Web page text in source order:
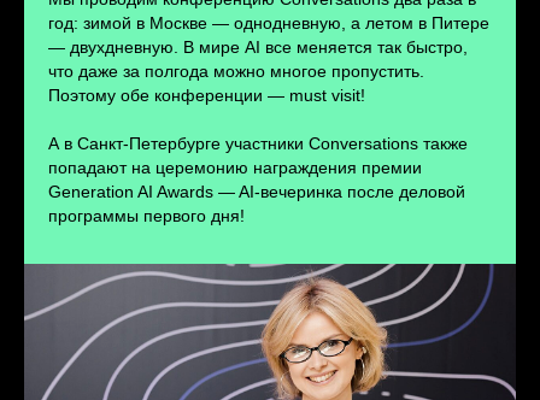
год: зимой в Москве — однодневную, а летом в Питере
— двухдневную. В мире AI все меняется так быстро,
что даже за полгода можно многое пропустить.
Поэтому обе конференции — must visit!
А в Санкт-Петербурге участники Conversations также
попадают на церемонию награждения премии
Generation AI Awards — AI-вечеринка после деловой
программы первого дня!
ПЕРЕЙТИ